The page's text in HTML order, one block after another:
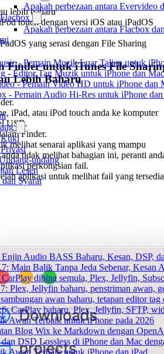
Apakah perbezaan antara Evervideo
Flacbox
Apakah perbezaan antara Flacbox
- Pemain Muzik Luar Talian untuk
- Editor Tag Muzik untuk iPhone dan Mac
- Pemain Video HD untuk iPhone dan
- Pemain Audio Hi-Res untuk iPhone
Kuki
undang
Lesen
dan Syarat
Audio BASS Baharu, Kesan, DSP,
Main Balik Tanpa Jeda Sebenar, Kesan
dibina semula, Plex, Jellyfin,
Plex, Jellyfin baharu, penstriman awan,
awan baharu, tetapan editor tag
CarPlay baharu, Plex, Jellyfin, SFTP,
Awan Terbaik untuk iPhone pada 2026
Blog Wix ke Markdown dengan
DSD Lossless di iPhone dan Mac
Awan Terbaik untuk iPhone dan iPad
lebih baharu
touch dengan versi iOS atau iPadOS
yang serasi dengan File Sharing
Finder untuk iTunes File
Lebih Baharu
iPad, atau iPod touch anda ke komputer
USB.
Finder.
melihat senarai aplikasi yang mampu
tidak melihat bahagian ini, peranti
perkongsian fail.
aplikasi untuk melihat fail yang tersedia